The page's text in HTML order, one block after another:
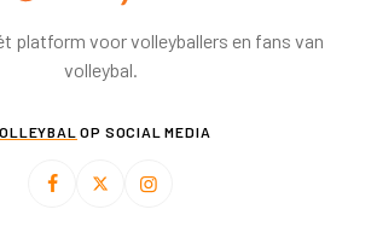
platform voor volleyballers en fans van
volleybal.
OP SOCIAL MEDIA